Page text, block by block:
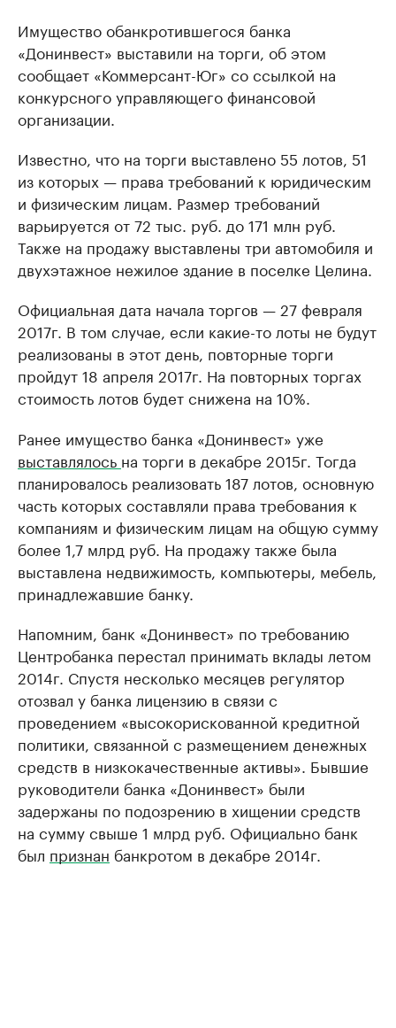
Имущество обанкротившегося банка
«Донинвест» выставили на торги, об этом
сообщает «Коммерсант-Юг» со ссылкой на
конкурсного управляющего финансовой
организации.
Известно, что на торги выставлено 55 лотов, 51
из которых — права требований к юридическим
и физическим лицам. Размер требований
варьируется от 72 тыс. руб. до 171 млн руб.
Также на продажу выставлены три автомобиля и
двухэтажное нежилое здание в поселке Целина.
Официальная дата начала торгов — 27 февраля
2017г. В том случае, если какие-то лоты не будут
реализованы в этот день, повторные торги
пройдут 18 апреля 2017г. На повторных торгах
стоимость лотов будет снижена на 10%.
Ранее имущество банка «Донинвест» уже
выставлялось на торги в декабре 2015г. Тогда
планировалось реализовать 187 лотов, основную
часть которых составляли права требования к
компаниям и физическим лицам на общую сумму
более 1,7 млрд руб. На продажу также была
выставлена недвижимость, компьютеры, мебель,
принадлежавшие банку.
Напомним, банк «Донинвест» по требованию
Центробанка перестал принимать вклады летом
2014г. Спустя несколько месяцев регулятор
отозвал у банка лицензию в связи с
проведением «высокорискованной кредитной
политики, связанной с размещением денежных
средств в низкокачественные активы». Бывшие
руководители банка «Донинвест» были
задержаны по подозрению в хищении средств
на сумму свыше 1 млрд руб. Официально банк
был признан банкротом в декабре 2014г.